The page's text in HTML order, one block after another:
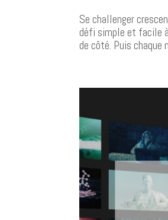
Se challenger
défi simple et facile
de côté. Puis chaque